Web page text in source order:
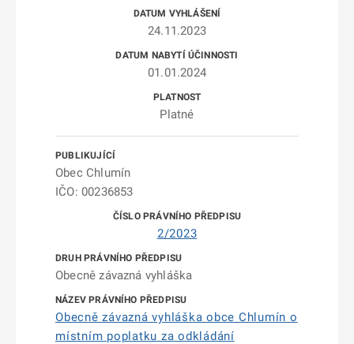
24.11.2023
01.01.2024
Platné
Obec Chlumín
IČO: 00236853
2/2023
Obecně závazná vyhláška
Obecně závazná vyhláška obce Chlumín o
místním poplatku za odkládání